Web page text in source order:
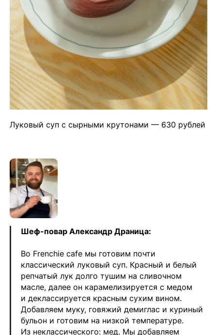
Луковый суп с сырными крутонами — 630 рублей
Шеф-повар Александр Драница:
Во Frenchie cafe мы готовим почти
классический луковый суп. Красный и белый
репчатый лук долго тушим на сливочном
масле, далее он карамелизируется с медом
и деклассируется красным сухим вином.
Добавляем муку, говяжий демиглас и куриный
бульон и готовим на низкой температуре.
Из неклассического: мед. Мы добавляем